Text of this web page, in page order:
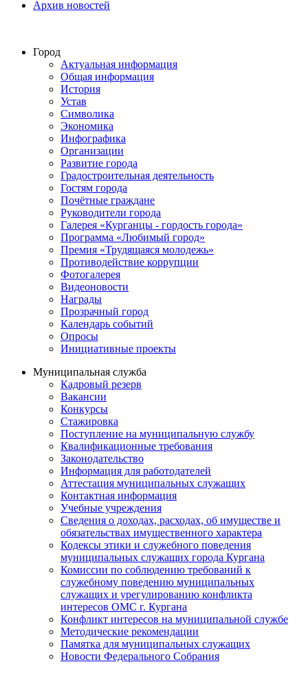
Архив новостей
Город
Актуальная информация
Общая информация
История
Устав
Символика
Экономика
Инфографика
Организации
Развитие города
Градостроительная деятельность
Гостям города
Почётные граждане
Руководители города
Галерея «Курганцы - гордость города»
Программа «Любимый город»
Премия «Трудящаяся молодежь»
Противодействие коррупции
Фотогалерея
Видеоновости
Награды
Прозрачный город
Календарь событий
Опросы
Инициативные проекты
Муниципальная служба
Кадровый резерв
Вакансии
Конкурсы
Стажировка
Поступление на муниципальную службу
Квалификационные требования
Законодательство
Информация для работодателей
Аттестация муниципальных служащих
Контактная информация
Учебные учреждения
Сведения о доходах, расходах, об имуществе и
обязательствах имущественного характера
Кодексы этики и служебного поведения
муниципальных служащих города Кургана
Комиссии по соблюдению требований к
служебному поведению муниципальных
служащих и урегулированию конфликта
интересов ОМС г. Кургана
Конфликт интересов на муниципальной службе
Методические рекомендации
Памятка для муниципальных служащих
Новости Федерального Cобрания